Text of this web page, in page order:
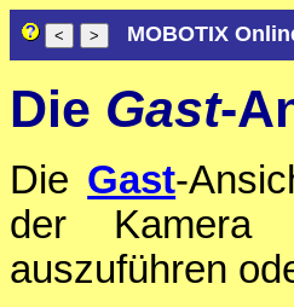
MOBOTIX
Die Gast-
Die Gast-
der Kamera
auszuführen